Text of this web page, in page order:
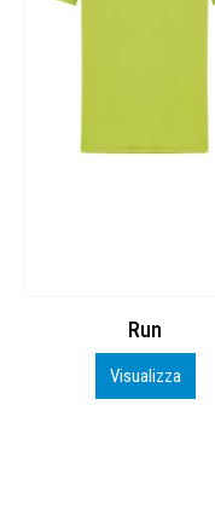
Cuffia Poliestere
Inizia a Personalizzare